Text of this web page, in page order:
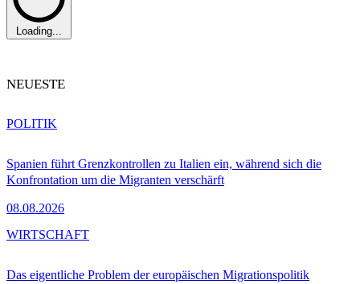
Loading...
NEUESTE
Spanien führt Grenzkontrollen zu Italien ein, während sich die
Konfrontation um die Migranten verschärft
08.08.2026
POLITIK
Das eigentliche Problem der europäischen Migrationspolitik
WIRTSCHAFT